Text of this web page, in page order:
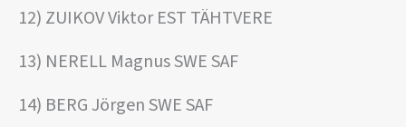
12) ZUIKOV Viktor EST TÄHTVERE
13) NERELL Magnus SWE SAF
14) BERG Jörgen SWE SAF